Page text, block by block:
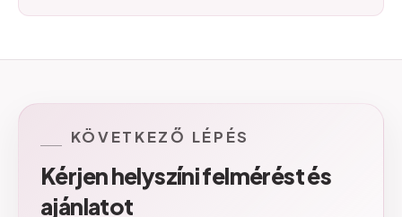
KÖVETKEZŐ LÉPÉS
Kérjenhelyszínifelméréstés
ajánlatot